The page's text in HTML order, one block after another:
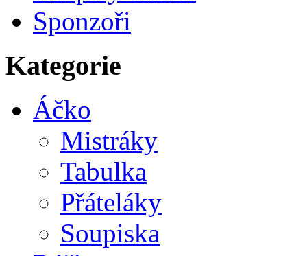
Sponzoři
Kategorie
Áčko
Mistráky
Tabulka
Přáteláky
Soupiska